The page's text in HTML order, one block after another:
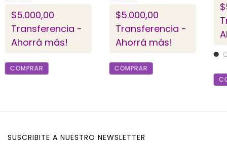
$5.000,00
Transferencia -
Ahorrá más!
COMPRAR
$5.000,00
Transferencia -
Ahorrá más!
COMPRAR
SUSCRIBITE A NUESTRO NEWSLETTER